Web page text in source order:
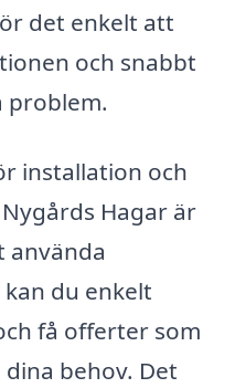
det enkelt att
och snabbt
problem.
installation och
Hagar är
använda
kan du enkelt
få offerter som
behov. Det